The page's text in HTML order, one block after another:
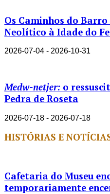
Os Caminhos do Barro
Neolítico à Idade do
2026-07-04 - 2026-10-31
Medw-netjer: o
Pedra de Roseta
2026-07-18 - 2026-07-18
HISTÓRIAS E
Cafetaria do Museu
temporariamente